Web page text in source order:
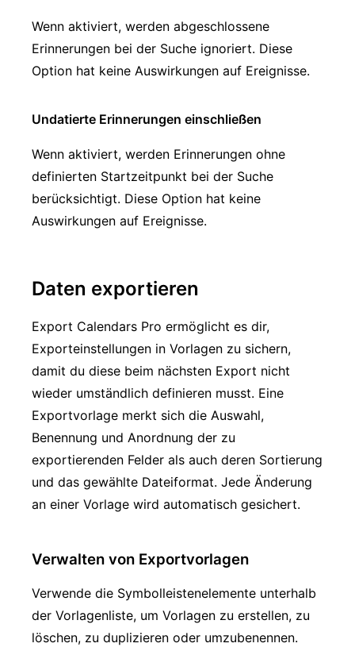
Wenn aktiviert, werden abgeschlossene
Erinnerungen bei der Suche ignoriert. Diese
Option hat keine Auswirkungen auf Ereignisse.
Undatierte Erinnerungen einschließen
Wenn aktiviert, werden Erinnerungen ohne
definierten Startzeitpunkt bei der Suche
berücksichtigt. Diese Option hat keine
Auswirkungen auf Ereignisse.
Daten exportieren
Export Calendars Pro ermöglicht es dir,
Exporteinstellungen in Vorlagen zu sichern,
damit du diese beim nächsten Export nicht
wieder umständlich definieren musst. Eine
Exportvorlage merkt sich die Auswahl,
Benennung und Anordnung der zu
exportierenden Felder als auch deren Sortierung
und das gewählte Dateiformat. Jede Änderung
an einer Vorlage wird automatisch gesichert.
Verwalten von Exportvorlagen
Verwende die Symbolleistenelemente unterhalb
der Vorlagenliste, um Vorlagen zu erstellen, zu
löschen, zu duplizieren oder umzubenennen.